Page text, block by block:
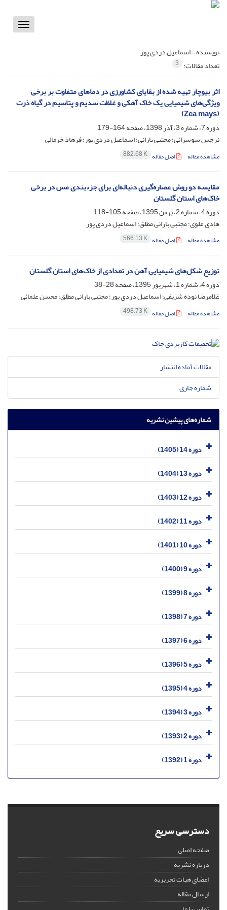
Toggle
نویسنده =اسماعیل دردی پور
تعداد مقالات: 3
اثر بیوچار تهیه شده از بقایای کشاورزی در دماهای متفاوت بر برخی
ویژگی‌های شیمیایی یک خاک آهکی و غلظت سدیم و پتاسیم در گیاه ذرت
(Zea mays)
دوره 7، شماره 3، آذر 1398، صفحه
164-179
نرجس سوسرائی؛ مجتبی بارانی؛ اسماعیل دردی پور؛ فرهاد خرمالی
مشاهده مقاله اصل مقاله 882.68 K
مقایسه دو روش عصاره‌گیری دنباله‌ای برای جزءبندی مس در برخی
خاک‌های استان گلستان
دوره 4، شماره 2، بهمن 1395، صفحه
105-118
هادی علوی؛ مجتبی بارانی مطلق؛ اسماعیل دردی پور
مشاهده مقاله اصل مقاله 566.13 K
توزیع شکل‌های شیمیایی آهن در تعدادی از خاک‌های استان گلستان
دوره 4، شماره 1، شهریور 1395، صفحه
28-38
غلامرضا نوده شریفی؛ اسماعیل دردی پور؛ مجتبی بارانی مطلق؛ محسن علمائی
مشاهده مقاله اصل مقاله 498.73 K
مقالات آماده انتشار
شماره جاری
شماره‌های پیشین نشریه
دوره 14 (1405)
دوره 13 (1404)
دوره 12 (1403)
دوره 11 (1402)
دوره 10 (1401)
دوره 9 (1400)
دوره 8 (1399)
دوره 7 (1398)
دوره 6 (1397)
دوره 5 (1396)
دوره 4 (1395)
دوره 3 (1394)
دوره 2 (1393)
دوره 1 (1392)
دسترسی سریع
صفحه اصلی
درباره نشریه
اعضای هیات تحریریه
ارسال مقاله